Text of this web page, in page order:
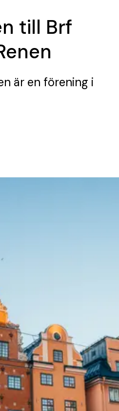
till Brf
är en förening i